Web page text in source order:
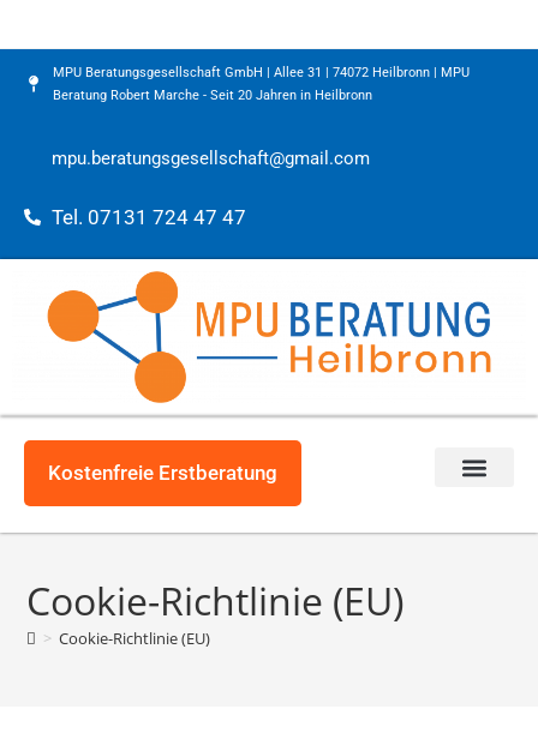
MPU Beratungsgesellschaft GmbH | Allee 31 | 74072 Heilbronn | MPU
Beratung Robert Marche - Seit 20 Jahren in Heilbronn
mpu.beratungsgesellschaft@gmail.com
Tel. 07131 724 47 47
Kostenfreie Erstberatung
Cookie-Richtlinie (EU)
> Cookie-Richtlinie (EU)